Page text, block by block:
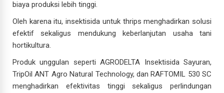
biaya produksi lebih tinggi.
Oleh karena itu, insektisida untuk thrips menghadirkan solusi
efektif sekaligus mendukung keberlanjutan usaha tani
hortikultura.
Produk unggulan seperti AGRODELTA Insektisida Sayuran,
TripOil ANT Agro Natural Technology, dan RAFTOMIL 530 SC
menghadirkan efektivitas tinggi sekaligus perlindungan